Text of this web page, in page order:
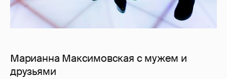
Марианна Максимовская с мужем и
друзьями